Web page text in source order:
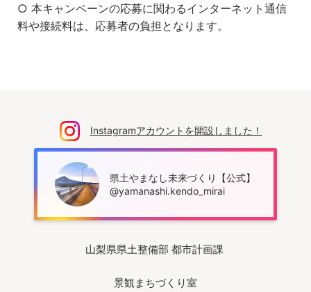
○ 本キャンペーンの応募に関わるインターネット通信
料や接続料は、応募者の負担となります。
Instagramアカウントを開設しました！
県土やまなし未来づくり【公式】
@yamanashi.kendo_mirai
山梨県県土整備部 都市計画課
景観まちづくり室